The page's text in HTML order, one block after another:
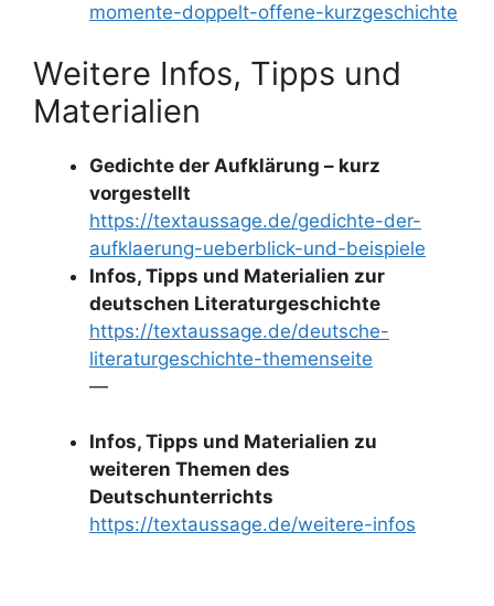
momente-doppelt-offene-kurzgeschichte
Weitere Infos, Tipps und
Materialien
Gedichte der Aufklärung – kurz
vorgestellt
https://textaussage.de/gedichte-der-
aufklaerung-ueberblick-und-beispiele
Infos, Tipps und Materialien zur
deutschen Literaturgeschichte
https://textaussage.de/deutsche-
literaturgeschichte-themenseite
—
Infos, Tipps und Materialien zu
weiteren Themen des
Deutschunterrichts
https://textaussage.de/weitere-infos